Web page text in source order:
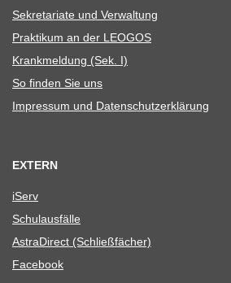
Sekre­ta­riate und Verwaltung
Prak­ti­kum an der LEOGOS
Krank­mel­dung (Sek. I)
So fin­den Sie uns
Impres­sum und Datenschutzerklärung
EXTERN
iServ
Schul­aus­fälle
Astra­Di­rect (Schließ­fä­cher)
Face­book